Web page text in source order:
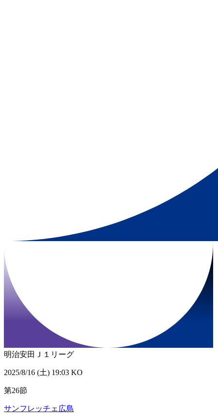
明治安田Ｊ１リーグ
2025/8/16 (土) 19:03 KO
第26節
サンフレッチェ広島